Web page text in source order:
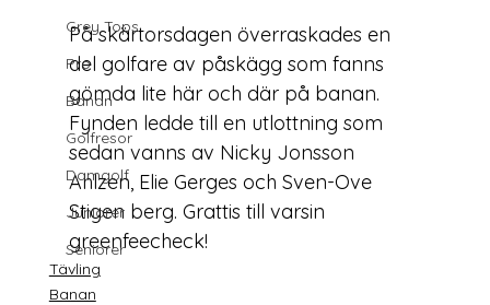
Grey Tops
Pro
Banan
Golfresor
Damgolf
Juniorer
Seniorer
På skärtorsdagen överraskades en
del golfare av påskägg som fanns
gömda lite här och där på banan.
Fynden ledde till en utlottning som
sedan vanns av Nicky Jonsson
Ahlzen, Elie Gerges och Sven-Ove
Stigen berg. Grattis till varsin
greenfeecheck!
Tävling
Banan